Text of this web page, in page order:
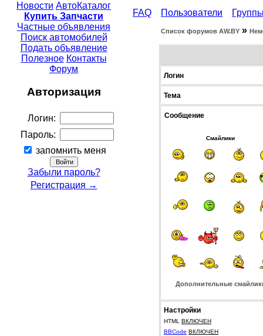
Новости АвтоКаталог
Купить Запчасти
Частные объявления
Поиск автомобилей
Подать объявление
Полезное Контакты
Форум
Авторизация
Логин:
Пароль:
запомнить меня
Забыли пароль?
Регистрация →
FAQ Пользователи
Список форумов АW.BY »
Логин
Тема
Сообщение
Смайлики
Дополнительные
Настройки
HTML ВКЛЮЧЕН
BBCode ВКЛЮЧЕН